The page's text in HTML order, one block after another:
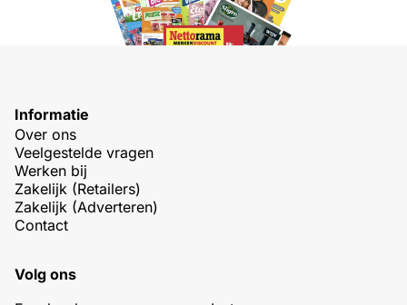
Informatie
Over ons
Veelgestelde vragen
Werken bij
Zakelijk (Retailers)
Zakelijk (Adverteren)
Contact
Volg ons